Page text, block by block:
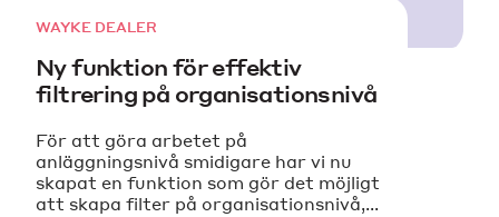
WAYKE DEALER
Ny funktion för effektiv
filtrering på organisationsnivå
För att göra arbetet på
anläggningsnivå smidigare har vi nu
skapat en funktion som gör det möjligt
att skapa filter på organisationsnivå,...